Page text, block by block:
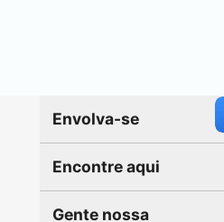
Envolva-se
Encontre aqui
Gente nossa